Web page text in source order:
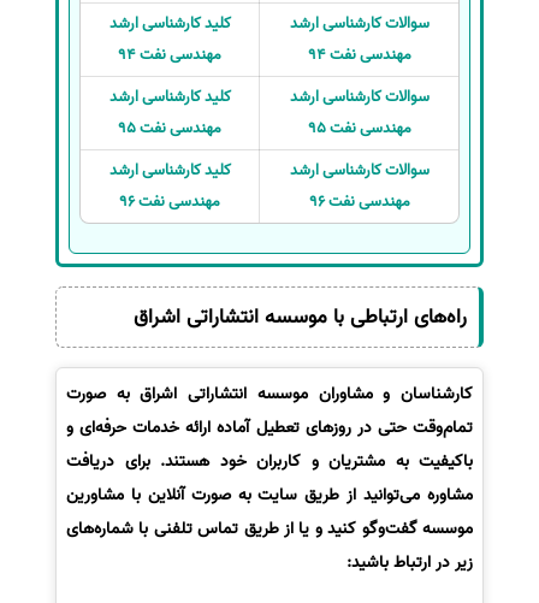
سوالات کارشناسی ارشد
مهندسی نفت 94
کلید کارشناسی ارشد
مهندسی نفت 94
سوالات کارشناسی ارشد
مهندسی نفت 95
کلید کارشناسی ارشد
مهندسی نفت 95
سوالات کارشناسی ارشد
مهندسی نفت 96
کلید کارشناسی ارشد
مهندسی نفت 96
راه‌های ارتباطی با موسسه انتشاراتی اشراق
کارشناسان و مشاوران موسسه انتشاراتی اشراق به صورت
تمام‌وقت حتی در روزهای تعطیل آماده ارائه خدمات حرفه‌ای و
باکیفیت به مشتریان و کاربران خود هستند. برای دریافت
مشاوره می‌توانید از طریق سایت به صورت آنلاین با مشاورین
موسسه گفت‌وگو کنید و یا از طریق تماس تلفنی با شماره‌های
زیر در ارتباط باشید: